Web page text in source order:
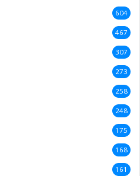
604
467
307
273
258
248
175
168
161